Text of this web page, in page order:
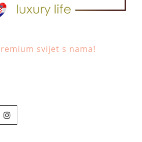
svijet s nama!